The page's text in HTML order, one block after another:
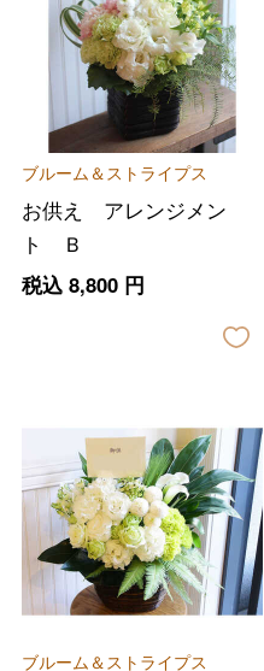
ブルーム＆ストライプス
お供え アレンジメン
ト Ｂ
税込 8,800円
ブルーム＆ストライプス